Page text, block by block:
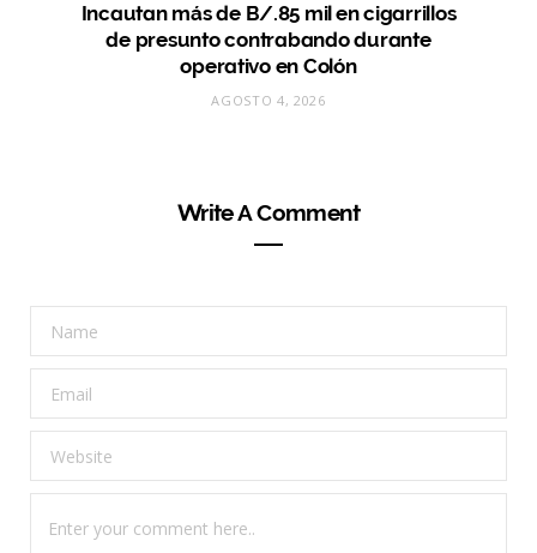
Incautan más de B/.85 mil en cigarrillos
de presunto contrabando durante
operativo en Colón
AGOSTO 4, 2026
Write A Comment